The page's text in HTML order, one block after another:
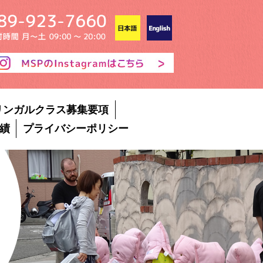
ンガルクラス募集要項
プライバシーポリシー